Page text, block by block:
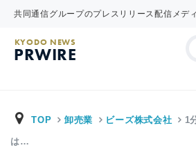
共同通信グループのプレスリリース配信メデ
KYODO NEWS
PRWIRE
TOP 卸売業 ビーズ株式会社 1
は…